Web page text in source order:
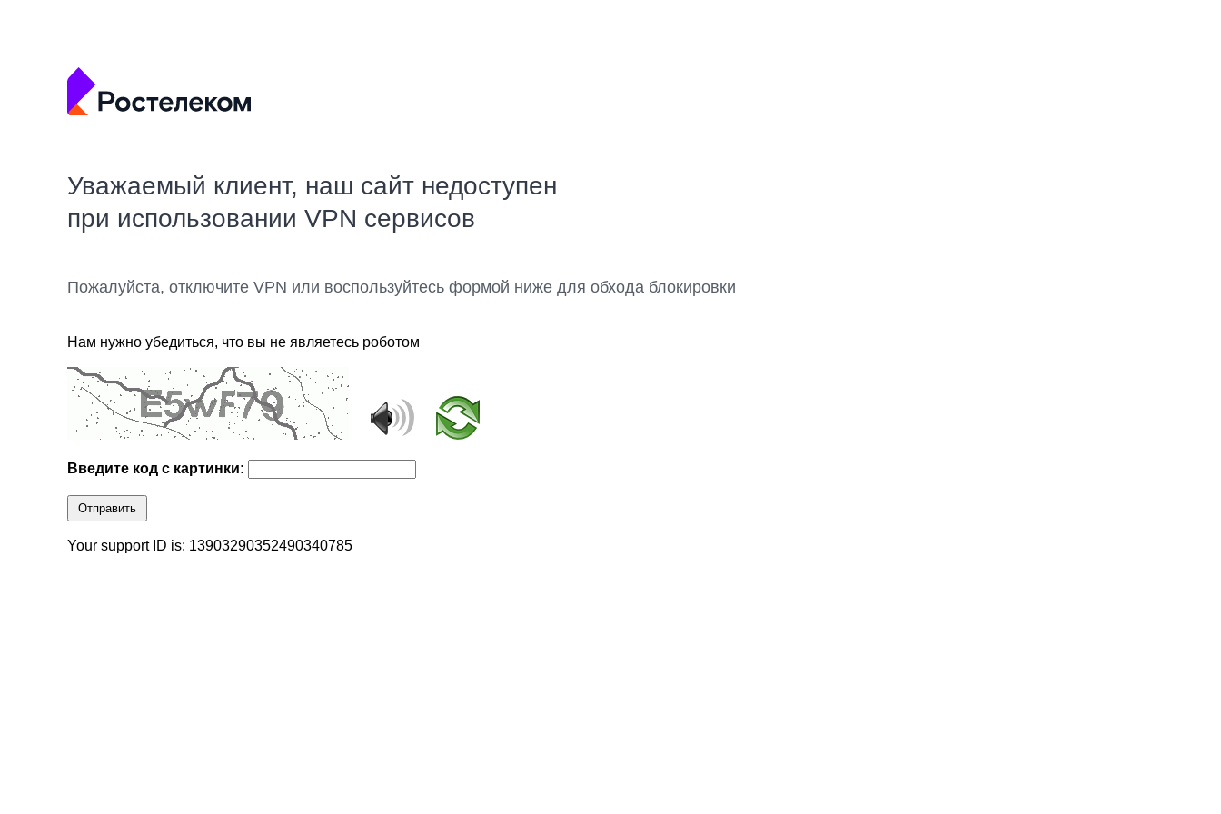
Уважаемый клиент, наш сайт недоступен
при использовании VPN сервисов
Пожалуйста, отключите VPN или воспользуйтесь формой ниже для обхода блокировки
Нам нужно убедиться, что вы не являетесь роботом
Введите код с картинки:
Отправить
Your support ID is: 13903290352490340785